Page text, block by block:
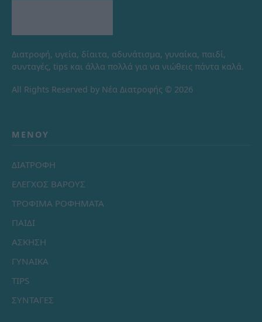
Διατροφή, υγεία, δίαιτα, αδυνάτισμα, γυναίκα, παιδί,
συνταγές, tips και άλλα πολλά για να νιώθεις πάντα καλά.
All Rights Reserved by Νέα Διατροφής © 2026
ΜΕΝΟΎ
ΔΙΑΤΡΟΦΗ
ΕΛΕΓΧΟΣ ΒΑΡΟΥΣ
ΤΡΟΦΙΜΑ ΡΟΦΗΜΑΤΑ
ΠΑΙΔΙ
ΑΣΚΗΣΗ
ΓΥΝΑΙΚΑ
TIPS
ΣΥΝΤΑΓΕΣ